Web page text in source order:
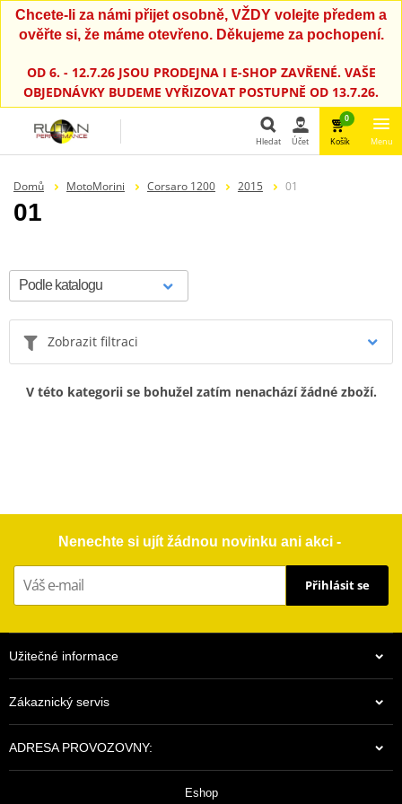
Chcete-li za námi přijet osobně, VŽDY volejte předem a
ověřte si, že máme otevřeno. Děkujeme za pochopení.
OD 6. - 12.7.26 JSOU PRODEJNA I E-SHOP ZAVŘENÉ. VAŠE
OBJEDNÁVKY BUDEME VYŘIZOVAT POSTUPNĚ OD 13.7.26.
Hledat Účet
0
Košík Menu
Domů MotoMorini Corsaro 1200 2015 01
01
Zobrazit filtraci
V této kategorii se bohužel zatím nenachází žádné zboží.
Nenechte si ujít žádnou novinku ani akci -
Přihlásit se
Užitečné informace
Zákaznický servis
ADRESA PROVOZOVNY:
Eshop